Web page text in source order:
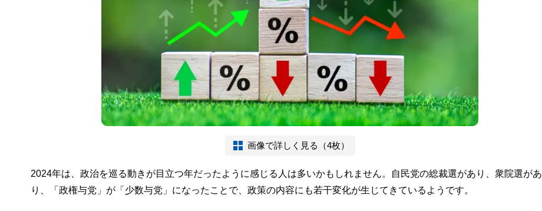
画像で詳しく見る（4枚）
2024年は、政治を巡る動きが目立つ年だったように感じる人は多いかもしれません。自民党の総裁選があり、衆院選があ
り、「政権与党」が「少数与党」になったことで、政策の内容にも若干変化が生じてきているようです。